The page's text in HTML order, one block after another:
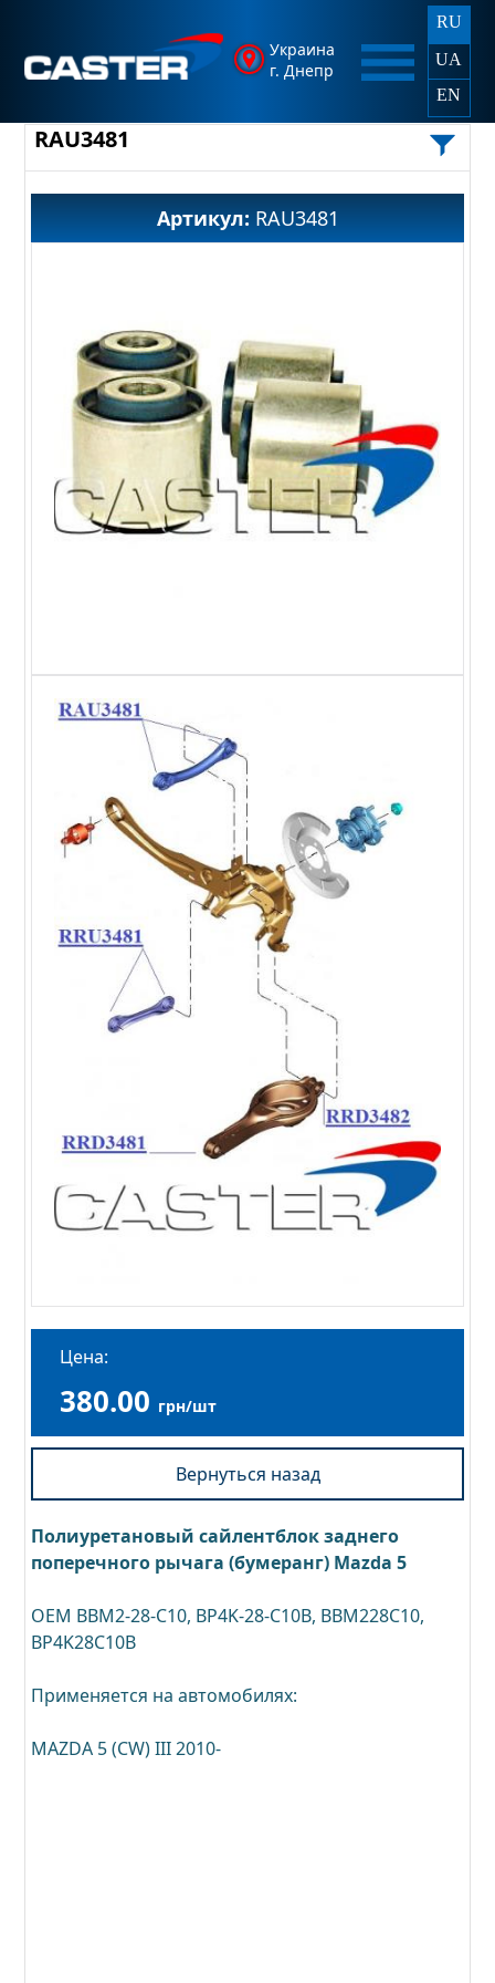
Украина
г. Днепр
RU
UA
EN
RAU3481
Артикул:RAU3481
Цена:
380.00 грн/шт
Вернуться назад
Полиуретановый сайлентблок заднего
поперечного рычага (бумеранг) Mazda 5
OEM BBM2-28-C10, BP4K-28-C10B, BBM228C10,
BP4K28C10B
Применяется на автомобилях:
MAZDA 5 (CW) III 2010-